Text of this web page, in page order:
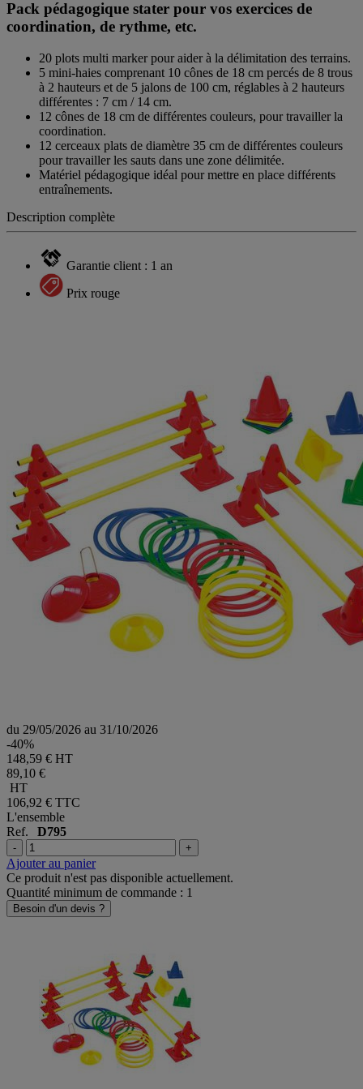
Pack pédagogique stater pour vos exercices de
coordination, de rythme, etc.
20 plots multi marker pour aider à la délimitation des terrains.
5 mini-haies comprenant 10 cônes de 18 cm percés de 8 trous
à 2 hauteurs et de 5 jalons de 100 cm, réglables à 2 hauteurs
différentes : 7 cm / 14 cm.
12 cônes de 18 cm de différentes couleurs, pour travailler la
coordination.
12 cerceaux plats de diamètre 35 cm de différentes couleurs
pour travailler les sauts dans une zone délimitée.
Matériel pédagogique idéal pour mettre en place différents
entraînements.
Description complète
Garantie client : 1 an
Prix rouge
du 29/05/2026 au 31/10/2026
-40%
148,59 € HT
89,10 €
HT
106,92 € TTC
L'ensemble
Ref. D795
- +
Ajouter au panier
Ce produit n'est pas disponible actuellement.
Quantité minimum de commande : 1
Besoin d'un devis ?